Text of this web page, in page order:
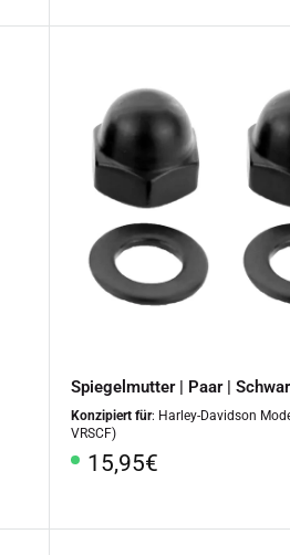
Spiegelmutter | Paar |
Konzipiert für: Harley-Davidson
VRSCF)
Sonderpreis
15,95€